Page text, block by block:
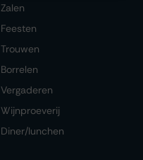
Zalen
Feesten
Trouwen
Borrelen
Vergaderen
Wijnproeverij
Diner/lunchen